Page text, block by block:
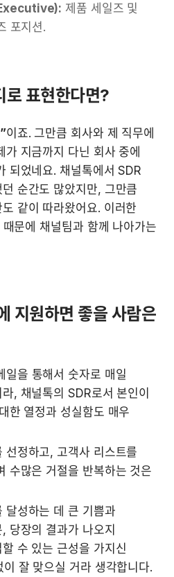
제품 세일즈 및
포지션.
로 표현한다면?
이죠. 그만큼 회사와 제 직무에
지금까지 다닌 회사 중에
되었네요. 채널톡에서 SDR
순간도 많았지만, 그만큼
같이 따라왔어요. 이러한
때문에 채널팀과 함께 나아가는
지원하면 좋을 사람은
일을 통해서 숫자로 매일
, 채널톡의 SDR로서 본인이
한 열정과 성실함도 매우
선정하고, 고객사 리스트를
수많은 거절을 반복하는 것은
달성하는 데 큰 기쁨과
당장의 결과가 나오지
수 있는 근성을 가지신
잘 맞으실 거라 생각합니다.